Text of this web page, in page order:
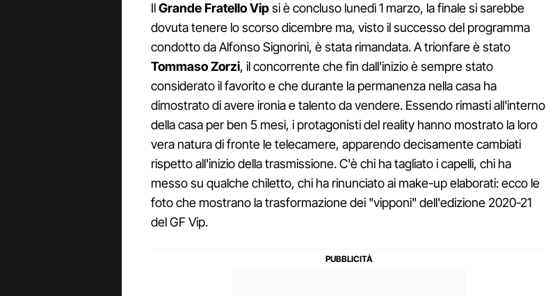
IlGrande Fratello Vipsi è concluso lunedì 1 marzo, la finale si sarebbe
dovuta tenere lo scorso dicembre ma, visto il successo del programma
condotto da Alfonso Signorini, è stata rimandata. A trionfare è stato
Tommaso Zorzi, il concorrente che fin dall'inizio è sempre stato
considerato il favorito e che durante la permanenza nella casa ha
dimostrato di avere ironia e talento da vendere. Essendo rimasti all'interno
della casa per ben 5 mesi, i protagonisti del reality hanno mostrato la loro
vera natura di fronte le telecamere, apparendo decisamente cambiati
rispetto all'inizio della trasmissione. C'è chi ha tagliato i capelli, chi ha
messo su qualche chiletto, chi ha rinunciato ai make-up elaborati: ecco le
foto che mostrano la trasformazione dei "vipponi" dell'edizione 2020-21
del GF Vip.